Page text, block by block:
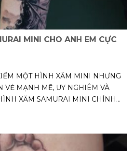
MINI CHO ANH EM CỰC
MỘT HÌNH XĂM MINI NHƯNG
VẺ MẠNH MẼ, UY NGHIÊM VÀ
XĂM SAMURAI MINI CHÍNH